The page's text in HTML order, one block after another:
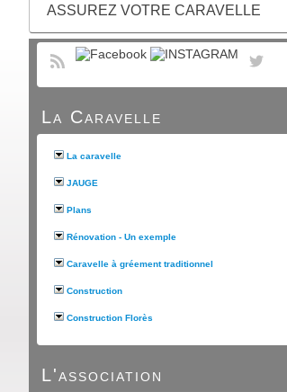
ASSUREZ VOTRE CARAVELLE
La Caravelle
La caravelle
JAUGE
Plans
Rénovation - Un exemple
Caravelle à gréement traditionnel
Construction
Construction Florès
L'association